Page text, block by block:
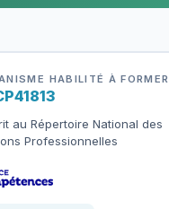
HABILITÉ À FORMER
au Répertoire National des
Professionnelles